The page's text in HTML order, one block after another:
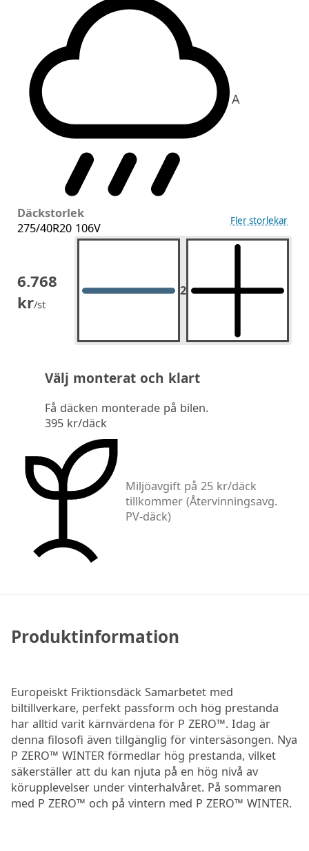
A
Däckstorlek
275/40R20 106V
Fler storlekar
6.768
kr/st
2 2st.
Välj monterat och klart
Få däcken monterade på bilen.
395 kr/däck
Miljöavgift på 25 kr/däck
tillkommer (Återvinningsavg.
PV-däck)
Produktinformation
Europeiskt Friktionsdäck Samarbetet med
biltillverkare, perfekt passform och hög prestanda
har alltid varit kärnvärdena för P ZERO™. Idag är
denna filosofi även tillgänglig för vintersäsongen. Nya
P ZERO™ WINTER förmedlar hög prestanda, vilket
säkerställer att du kan njuta på en hög nivå av
körupplevelser under vinterhalvåret. På sommaren
med P ZERO™ och på vintern med P ZERO™ WINTER.